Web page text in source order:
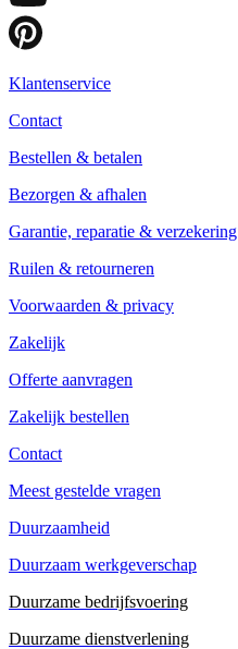
Klantenservice
Contact
Bestellen & betalen
Bezorgen & afhalen
Garantie, reparatie & verzekering
Ruilen & retourneren
Voorwaarden & privacy
Zakelijk
Offerte aanvragen
Zakelijk bestellen
Contact
Meest gestelde vragen
Duurzaamheid
Duurzaam werkgeverschap
Duurzame bedrijfsvoering
Duurzame dienstverlening